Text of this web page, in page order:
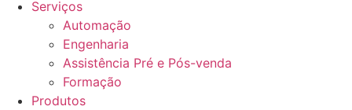
Serviços
Automação
Engenharia
Assistência Pré e Pós-venda
Formação
Produtos